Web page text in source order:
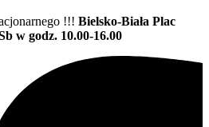
!!! Bielsko-Biała Plac
w godz. 10.00-16.00